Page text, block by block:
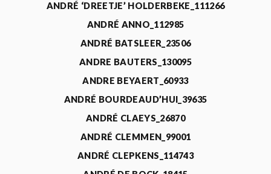
ANDRÉ ‘DREETJE’ HOLDERBEKE_111266
ANDRÉ ANNO_112985
ANDRÉ BATSLEER_23506
ANDRE BAUTERS_130095
ANDRE BEYAERT_60933
ANDRÉ BOURDEAUD’HUI_39635
ANDRÉ CLAEYS_26870
ANDRÉ CLEMMEN_99001
ANDRÉ CLEPKENS_114743